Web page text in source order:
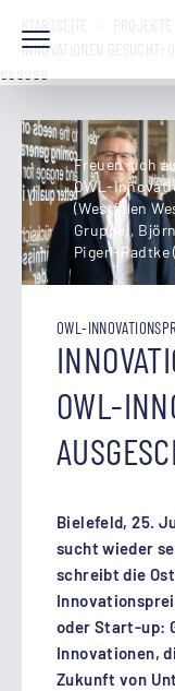
INNOVATIONEN GESUCHT:
Freuen sich
OWL-
(Westfalen
Gruppe),
Pigerl-Radtke
OWL-
OWL-
Bielefeld, 25.
sucht wieder
schreibt die
oder Start-up:
Innovationen,
Zukunft von